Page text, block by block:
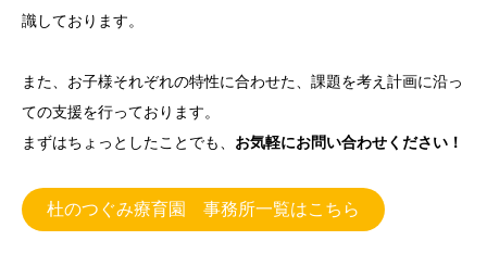
識しております。
また、お子様それぞれの特性に合わせた、課題を考え計画に沿っ
ての支援を行っております。
まずはちょっとしたことでも、 お気軽にお問い合わせください！
杜のつぐみ療育園 事務所一覧はこちら